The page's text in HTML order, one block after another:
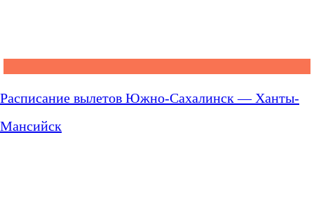
Расписание вылетов Южно-Сахалинск — Ханты-
Мансийск